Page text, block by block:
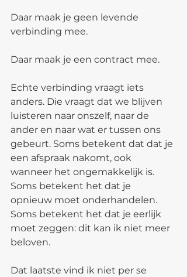
Daar maak je geen levende
verbinding mee.
Daar maak je een contract mee.
Echte verbinding vraagt iets
anders. Die vraagt dat we blijven
luisteren naar onszelf, naar de
ander en naar wat er tussen ons
gebeurt. Soms betekent dat dat je
een afspraak nakomt, ook
wanneer het ongemakkelijk is.
Soms betekent het dat je
opnieuw moet onderhandelen.
Soms betekent het dat je eerlijk
moet zeggen: dit kan ik niet meer
beloven.
Dat laatste vind ik niet per se